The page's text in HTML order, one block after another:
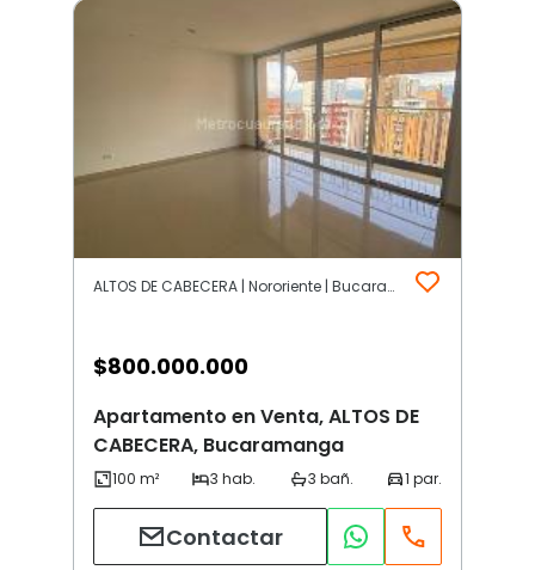
ALTOS DE CABECERA | Nororiente | Bucaramanga
$800.000.000
Apartamento en Venta, ALTOS DE
CABECERA, Bucaramanga
Contactar